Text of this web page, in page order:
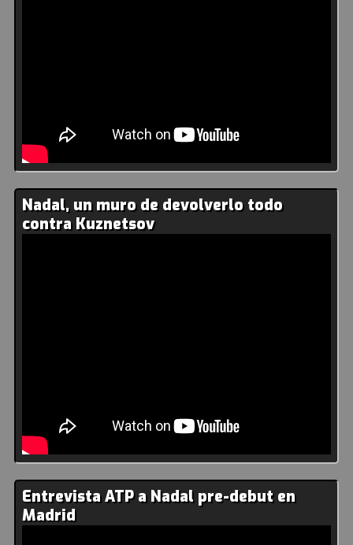
Nadal, un muro de devolverlo todo
contra Kuznetsov
Entrevista ATP a Nadal pre-debut en
Madrid